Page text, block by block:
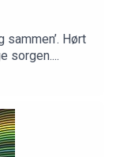
sammen’. Hørt
sorgen....